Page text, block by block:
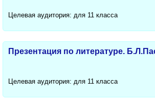
Целевая аудитория: для 11 класса
Презентация по литературе.
Целевая аудитория: для 11 класса